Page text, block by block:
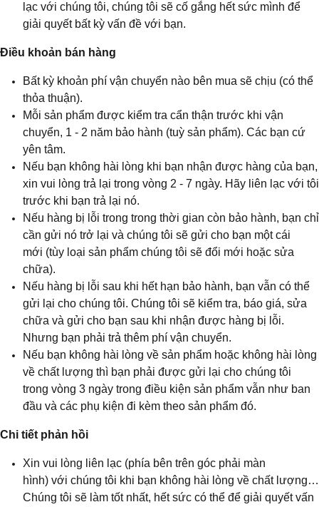
lạc với chúng tôi, chúng tôi sẽ cố gắng hết sức mình để
giải quyết bất kỳ vấn đề với bạn.
Điều khoản bán hàng
Bất kỳ khoản phí vận chuyển nào bên mua sẽ chịu (có thể
thỏa thuận).
Mỗi sản phẩm được kiểm tra cẩn thận trước khi vận
chuyển, 1 - 2 năm bảo hành (tuỳ sản phẩm). Các bạn cứ
yên tâm.
Nếu bạn không hài lòng khi bạn nhận được hàng của bạn,
xin vui lòng trả lại trong vòng 2 - 7 ngày. Hãy liên lạc với tôi
trước khi bạn trả lại nó.
Nếu hàng bị lỗi trong trong thời gian còn bảo hành, bạn chỉ
cần gửi nó trở lại và chúng tôi sẽ gửi cho bạn một cái
mới (tùy loại sản phẩm chúng tôi sẽ đổi mới hoặc sửa
chữa).
Nếu hàng bị lỗi sau khi hết hạn bảo hành, bạn vẫn có thể
gửi lại cho chúng tôi. Chúng tôi sẽ kiểm tra, báo giá, sửa
chữa và gửi cho bạn sau khi nhận được hàng bị lỗi.
Nhưng bạn phải trả thêm phí vận chuyển.
Nếu bạn không hài lòng về sản phẩm hoặc không hài lòng
về chất lượng thì bạn phải được gửi lại cho chúng tôi
trong vòng 3 ngày trong điều kiện sản phẩm vẫn như ban
đầu và các phụ kiện đi kèm theo sản phẩm đó.
Chi tiết phản hồi
Xin vui lòng liên lạc (phía bên trên góc phải màn
hình) với chúng tôi khi bạn không hài lòng về chất lượng…
Chúng tôi sẽ làm tốt nhất, hết sức có thể để giải quyết vấn